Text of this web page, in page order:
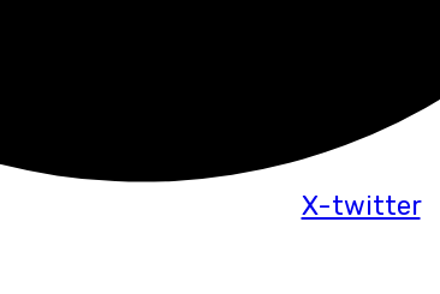
X-twitter